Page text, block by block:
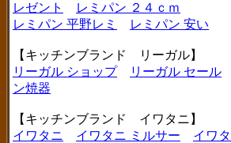
レゼント
レミパン ２４ｃｍ
レミパン 平野レミ
レミパン 安い
【キッチンブランド リーガル】
リーガル ショップ
リーガル セール
ン焼器
【キッチンブランド イワタニ】
イワタニ
イワタニ ミルサー イワ